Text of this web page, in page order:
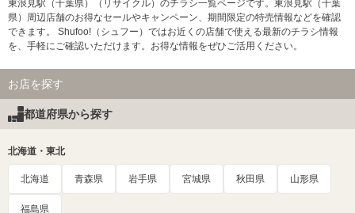
東浪見駅（千葉県）（リサイクル）のチラシ一覧ページです。東浪見駅（千葉
県）周辺店舗のお得なセールやキャンペーン、期間限定の特売情報などを確認
できます。 Shufoo!（シュフー）ではお近くの店舗で使える最新のチラシ情報
を、手軽にご確認いただけます。お得な情報をぜひご活用ください。
お店を探す
都道府県から探す
北海道・東北
北海道 青森県 岩手県 宮城県 秋田県 山形県
福島県